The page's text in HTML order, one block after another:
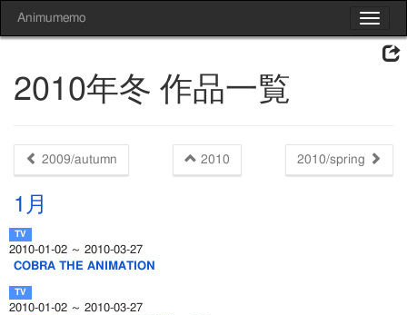
Toggle
Animumemo
2010年冬 作品一覧
2009/autumn 2010 2010/spring
1月
2010-01-02 ～ 2010-03-27
COBRA THE ANIMATION
2010-01-02 ～ 2010-03-27